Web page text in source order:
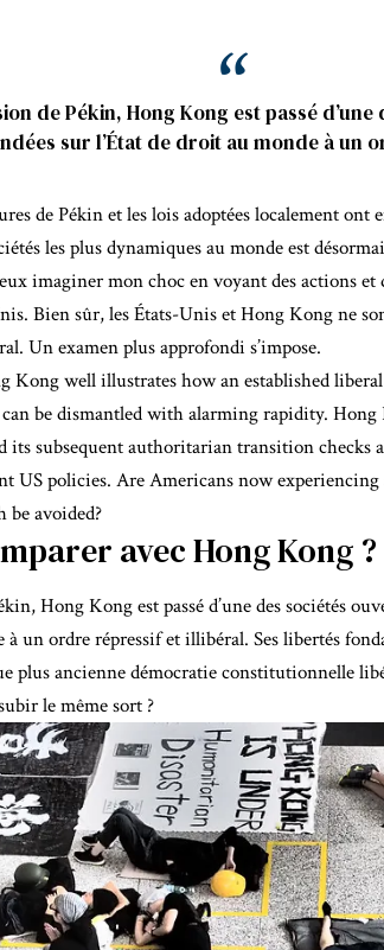
de Pékin, Hong Kong est passé
sur l’État de droit au monde à un
de Pékin et les lois adoptées localement ont
les plus dynamiques au monde est
imaginer mon choc en voyant des actions et
Bien sûr, les États-Unis et Hong Kong ne
. Un examen plus approfondi s’impose.
Kongwell illustrates how an established
be dismantled with alarming rapidity. Hong
its subsequent authoritarian transition checks
US policies. Are Americans now
avoided?
avec Hong Kong ?
Hong Kong est passé d’une des sociétés
à un ordre répressif et illibéral. Ses libertés
plus ancienne démocratie constitutionnelle
le même sort ?